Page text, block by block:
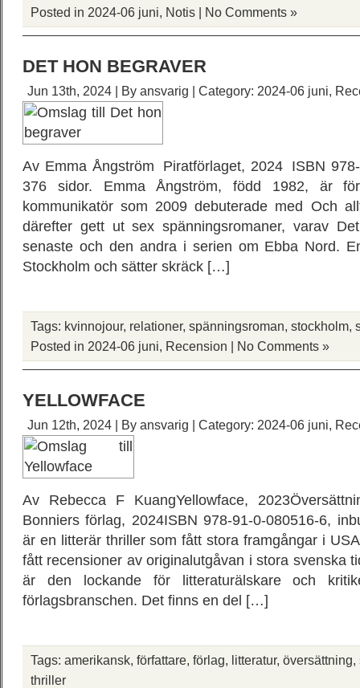
Posted in 2024-06 juni, Notis | No Comments »
DET HON BEGRAVER
Jun 13th, 2024 | By ansvarig | Category: 2024-06 juni,
Av Emma Ångström Piratförlaget, 2024 ISBN
376 sidor. Emma Ångström, född 1982, är
kommunikatör som 2009 debuterade med Och
därefter gett ut sex spänningsromaner, varav
senaste och den andra i serien om Ebba Nord.
Stockholm och sätter skräck […]
Tags: kvinnojour, relationer, spänningsroman, stockholm,
Posted in 2024-06 juni, Recension | No Comments »
YELLOWFACE
Jun 12th, 2024 | By ansvarig | Category: 2024-06 juni,
Av Rebecca F KuangYellowface,
Bonniers förlag, 2024ISBN 978-91-0-080516-6,
är en litterär thriller som fått stora framgångar i
fått recensioner av originalutgåvan i stora svenska
är den lockande för litteraturälskare och
förlagsbranschen. Det finns en del […]
Tags: amerikansk, författare, förlag, litteratur, översättning,
thriller